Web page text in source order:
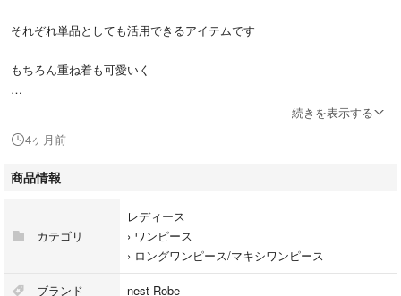
それぞれ単品としても活用できるアイテムです
もちろん重ね着も可愛いく
別ページにお揃いのボレロあります
値下げ交渉❌不可
続きを表示する
4ヶ月前
商品情報
カテゴリ
レディース
› ワンピース
› ロングワンピース/マキシワンピース
ブランド nest Robe